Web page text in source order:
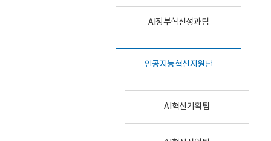
AI정부혁신성과팀
인공지능혁신지원단
AI혁신기획팀